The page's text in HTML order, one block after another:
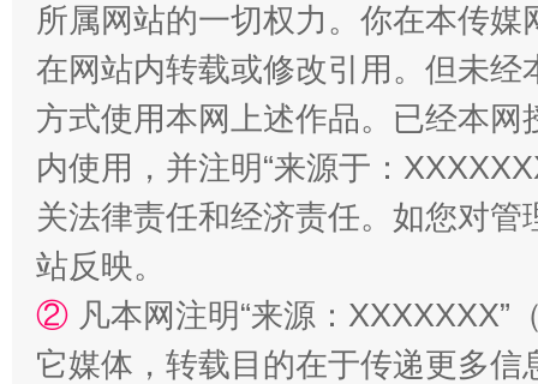
站台名比不上好声名
所属网站的一切权力。你在本传
在网站内转载或修改引用。但未
方式使用本网上述作品。已经本
内使用，并注明“来源于：
关法律责任和经济责任。如您对
站反映。
② 凡本网注明“来源：
它媒体，转载目的在于传递更多